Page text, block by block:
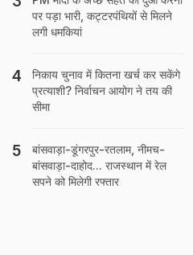
पर पड़ा भारी, कट्टरपंथियों से मिलने
लगी धमकियां
निकाय चुनाव में कितना खर्च कर सकेंगे
प्रत्याशी? निर्वाचन आयोग ने तय की
सीमा
बांसवाड़ा-डूंगरपुर-रतलाम, नीमच-
बांसवाड़ा-दाहोद... राजस्थान में रेल
सपने को मिलेगी रफ्तार